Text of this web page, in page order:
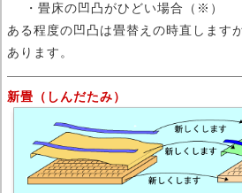
・畳床の凹凸がひどい場合（※）
ある程度の凹凸は畳替えの時直します
あります。
新畳（しんだたみ）